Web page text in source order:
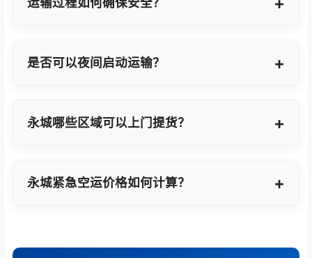
货物特性推荐最优方案。
忧。
是否可以夜间启动运输？
永城哪些区域可以上门提货？
永城紧急空运价格如何计算？